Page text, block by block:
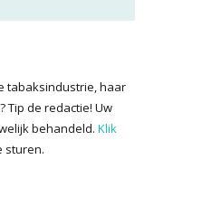
tabaksindustrie, haar
Tip de redactie! Uw
behandeld. Klik
sturen.